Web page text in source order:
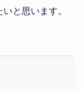
と思います。